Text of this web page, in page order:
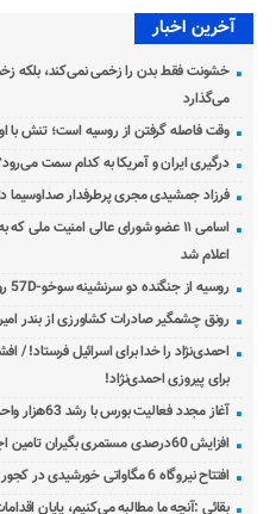
آخرین اخبار
خشونت فقط بدن را زخمی نمی‌کند، بلکه
می‌گذارد
وقت فاصله گرفتن از روسیه است؛ تنش با
درگیری ایران و آمریکا به کدام سمت
فرزاد جمشیدی مجری پرطرفدار صداوسیما
اسامی ۱۱ عضو شورای عالی امنیت ملی
اعلام شد
روسیه از جنگنده دو سرنشینه سوخو-57D رونمایی کرد
رونق چشمگیر صادرات کشاورزی از بندر
برای پیروزی احمدی‌نژاد!
آغاز مجدد فعالیت بورس با رشد 63هزار واحدی
افزایش 60درصدی مستمری بگیران تامین اجتماعی
افتتاح نیروگاه 6 مگاواتی خورشیدی در کجور مازندران
بقائی :آنچه ما مطالبه می‌کنیم، پایان